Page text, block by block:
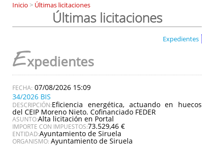
Inicio > Últimas licitaciones
Últimas licitaciones
Expedientes
Expedientes
07/08/2026 15:09
34/2026 BIS
DESCRIPCIÓN:Eficiencia energética, actuando en huecos
del CEIP Moreno Nieto. Cofinanciado FEDER
ASUNTO:Alta licitación en Portal
IMPORTE CON IMPUESTOS:73.529,46 €
ENTIDAD:Ayuntamiento de Siruela
ORGANISMO: Ayuntamiento de Siruela